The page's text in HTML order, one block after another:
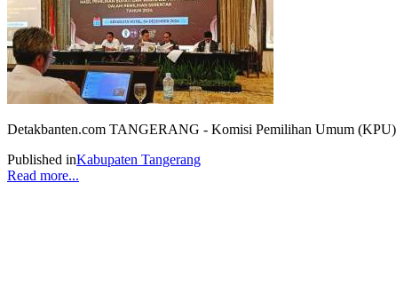
Detakbanten.com TANGERANG - Komisi Pemilihan Umum (KPU)
Published inKabupaten Tangerang
Read more...